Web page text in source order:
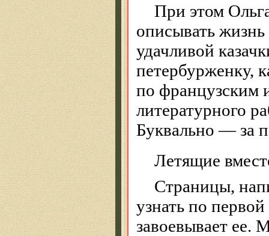
При этом
описывать
удачливой
петербурженку,
по французским
литературного
Буквально — за
Летящие
Страницы,
узнать по
завоевывает ее.